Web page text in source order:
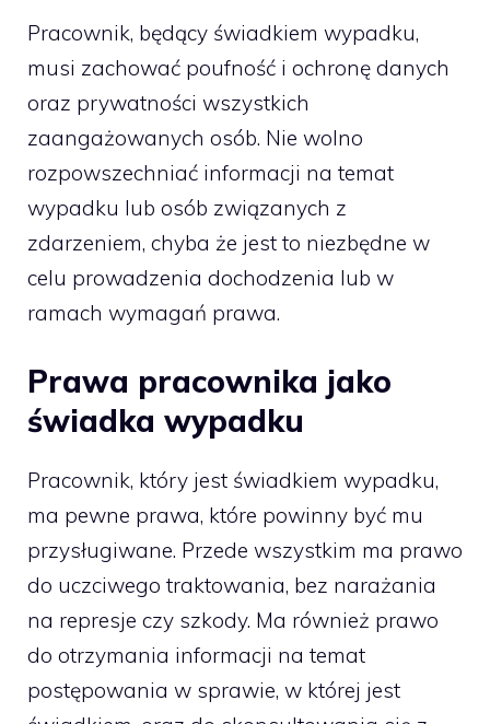
Pracownik, będący świadkiem wypadku,
musi zachować poufność i ochronę danych
oraz prywatności wszystkich
zaangażowanych osób. Nie wolno
rozpowszechniać informacji na temat
wypadku lub osób związanych z
zdarzeniem, chyba że jest to niezbędne w
celu prowadzenia dochodzenia lub w
ramach wymagań prawa.
Prawa pracownika jako
świadka wypadku
Pracownik, który jest świadkiem wypadku,
ma pewne prawa, które powinny być mu
przysługiwane. Przede wszystkim ma prawo
do uczciwego traktowania, bez narażania
na represje czy szkody. Ma również prawo
do otrzymania informacji na temat
postępowania w sprawie, w której jest